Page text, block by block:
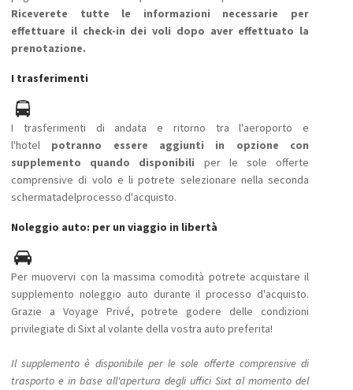
Riceverete tutte le informazioni necessarie per
effettuare il check-in dei voli dopo aver effettuato la
prenotazione.
I trasferimenti
I trasferimenti di andata e ritorno tra l'aeroporto e
l'hotel potranno essere aggiunti in opzione con
supplemento quando disponibili per le sole offerte
comprensive di volo e li potrete selezionare nella seconda
schermatadelprocesso d'acquisto.
Noleggio auto: per un viaggio in libertà
Per muovervi con la massima comodità potrete acquistare il
supplemento noleggio auto durante il processo d'acquisto.
Grazie a Voyage Privé, potrete godere delle condizioni
privilegiate di Sixt al volante della vostra auto preferita!
Il supplemento è disponibile per le sole offerte comprensive di
trasporto e in base all'apertura degli uffici Sixt al momento del